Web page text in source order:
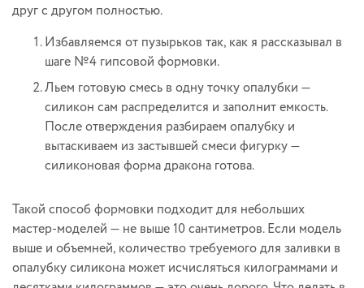
друг с другом полностью.
Избавляемся от пузырьков так, как я рассказывал в
шаге №4 гипсовой формовки.
Льем готовую смесь в одну точку опалубки —
силикон сам распределится и заполнит емкость.
После отверждения разбираем опалубку и
вытаскиваем из застывшей смеси фигурку —
силиконовая форма дракона готова.
Такой способ формовки подходит для небольших
мастер-моделей — не выше 10 сантиметров. Если модель
выше и объемней, количество требуемого для заливки в
опалубку силикона может исчисляться килограммами и